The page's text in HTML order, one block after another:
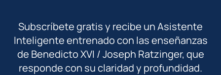
Subscríbete gratis y recibe un Asistente
Inteligente entrenado con las enseñanzas
de Benedicto XVI / Joseph Ratzinger, que
responde con su claridad y profundidad.